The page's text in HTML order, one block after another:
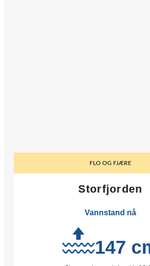
FLO OG FJÆRE